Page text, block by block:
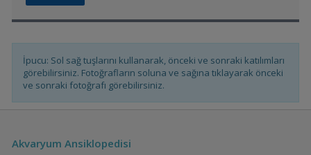
Tül Kuyruk Zebra Danio
İpucu: Sol sağ tuşlarını kullanarak, önceki ve sonraki katılımları
görebilirsiniz. Fotoğrafların soluna ve sağına tıklayarak önceki
ve sonraki fotoğrafı görebilirsiniz.
Akvaryum Ansiklopedisi